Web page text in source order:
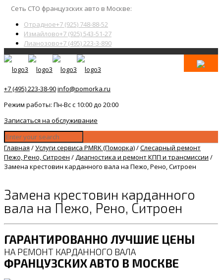
Сеть СТО французских авто в Москве:
Отрадное+7 (925) 748-88-52
Измайлово+7 (925) 543-51-27
Лианозово+7 (495) 223-3-890
+7 (495) 223-38-90info@pomorka.ru
Режим работы: Пн-Вс с 10:00 до 20:00
Записаться на обслуживание
Главная /Услуги сервиса PMRK (Поморка)/Слесарный ремонт
Пежо, Рено, Ситроен /Диагностика и ремонт КПП и трансмиссии /
Замена крестовин карданного вала на Пежо, Рено, Ситроен
Замена крестовин карданного
вала на Пежо, Рено, Ситроен
ГАРАНТИРОВАННО ЛУЧШИЕ ЦЕНЫ
НА РЕМОНТ КАРДАННОГО ВАЛА
ФРАНЦУЗСКИХ АВТО В МОСКВЕ